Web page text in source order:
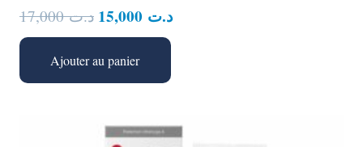
د.ت17,000
Le
prix
initial
était :
د.تLe
Ajouter au panier